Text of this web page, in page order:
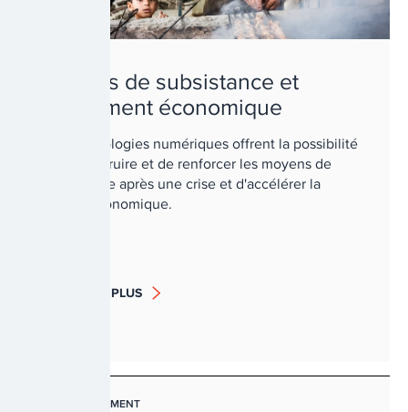
Moyens de subsistance et
relèvement économique
Les technologies numériques offrent la possibilité
de reconstruire et de renforcer les moyens de
subsistance après une crise et d'accélérer la
reprise économique.
EN SAVOIR PLUS
L'ENVIRONNEMENT